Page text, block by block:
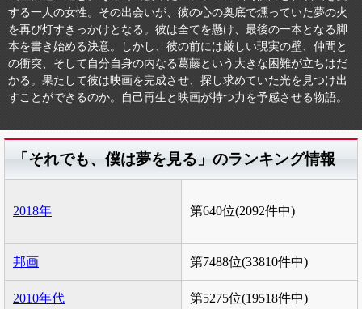
する一人の女性。その出会いが、彼の心の奥底で燻っていた夢の火
を再び灯すきっかけとなる。彼は全てを懸け、最後の一本となる脚
本を書き始める決意。しかし、彼の前には厳しい現実の壁、仲間と
の衝突、そして自分自身の内なる葛藤という大きな困難が立ちはだ
かる。果たして彼は映画を完成させ、探し求めていた光を見つけ出
すことができるのか。自己再生と映画が持つ力を予感させる物語。
「それでも、僕は夢を見る」のランキング情報
2018年 第640位(2092件中)
邦画 第7488位(33810件中)
2010年代 第5275位(19518件中)